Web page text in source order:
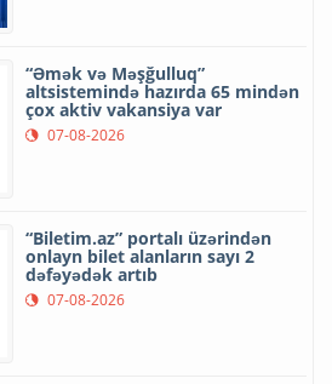
“Əmək və Məşğulluq”
altsistemində hazırda 65 mindən
çox aktiv vakansiya var
07-08-2026
“Biletim.az” portalı üzərindən
onlayn bilet alanların sayı 2
dəfəyədək artıb
07-08-2026